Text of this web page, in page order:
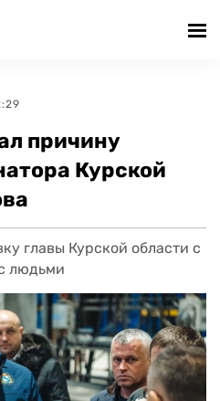
причину
Курской
главы Курской области с
людьми